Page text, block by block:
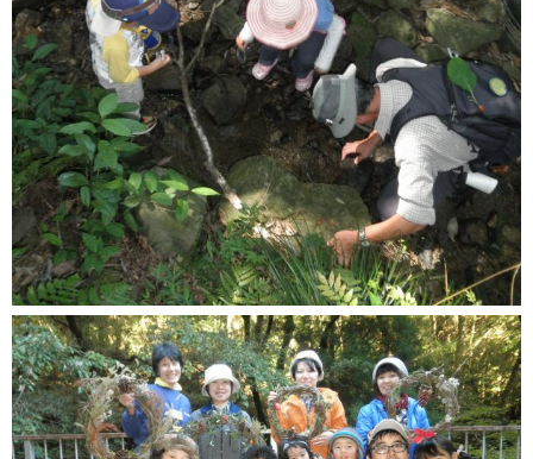
支援・助成
支援・助成
2026年度ニッセイ財団「児童・少年の健全育成助成」申請の募
集について（募集締切：11/12）
働く
働く
子育てにやさしい企業
年齢別に探す
妊娠・出産
0歳から就学前
小学生